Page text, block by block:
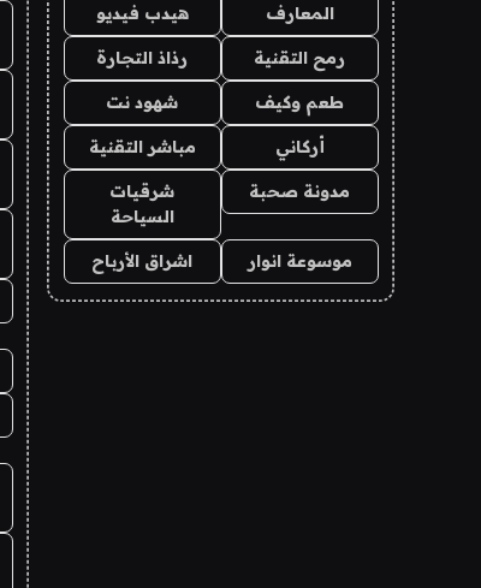
المعارف هيدب فيديو
رمح التقنية رذاذ التجارة
طعم وكيف شهود نت
أركاني مباشر التقنية
مدونة صحبة
شرقيات
السياحة
موسوعة انوار اشراق الأرباح